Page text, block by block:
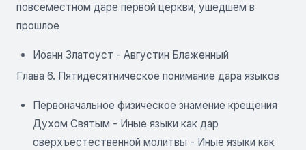
повсеместном даре первой церкви, ушедшем в
прошлое
Иоанн Златоуст - Августин Блаженный
Глава 6. Пятидесятническое понимание дара языков
Первоначальное физическое знамение крещения
Духом Святым - Иные языки как дар
сверхъестественной молитвы - Иные языки как